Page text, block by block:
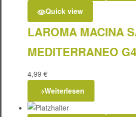
Quick view
LAROMA MACINA
MEDITERRANEO
4,99 €
Weiterlesen